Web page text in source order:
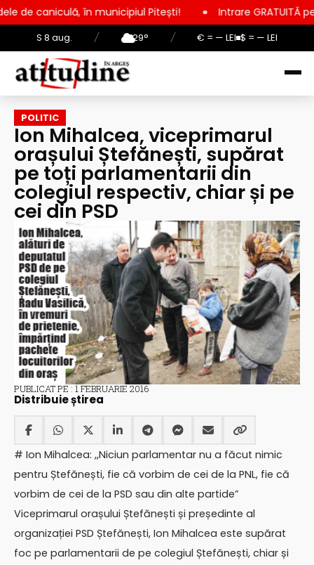
S 8 aug. / 29° / € = — LEI $ = — LEI
municipiul Pitești! Intrare GRATUITĂ pentru copii,
POLITIC
Ion Mihalcea, viceprimarul
orașului Ștefănești, supărat
pe toți parlamentarii din
colegiul respectiv, chiar și pe
cei din PSD
PUBLICAT PE : 1 FEBRUARIE 2016
Distribuie știrea
# Ion Mihalcea: ,,Niciun parlamentar nu a făcut nimic
pentru Ștefănești, fie că vorbim de cei de la PNL, fie că
vorbim de cei de la PSD sau din alte partide”
Viceprimarul orașului Ștefănești și președinte al
organizației PSD Ștefănești, Ion Mihalcea este supărat
foc pe parlamentarii de pe colegiul Ștefănești, chiar și